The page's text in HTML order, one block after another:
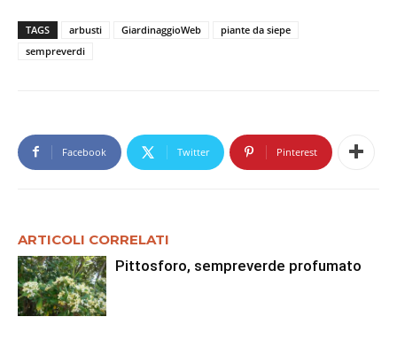
TAGS arbusti GiardinaggioWeb
piante da siepe
sempreverdi
Facebook Twitter Pinterest
ARTICOLI CORRELATI
Pittosforo, sempreverde profumato